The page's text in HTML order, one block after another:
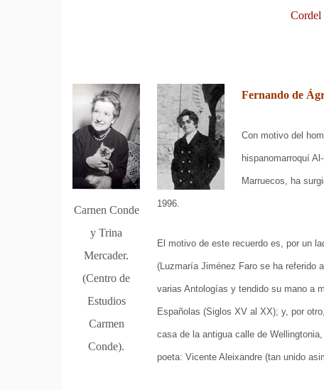
Cordel
Carnen Conde
y Trina
Mercader.
(Centro de
Estudios
Carmen
Conde).
Fernando de
Con motivo del
hispanomarroquí
Marruecos, ha
1996.
El motivo de este recuerdo es, por un
(Luzmaría Jiménez Faro se ha referido
varias Antologías y tendido su mano a
Españolas (Siglos XV al XX); y, por
casa de la antigua calle de
poeta: Vicente Aleixandre (tan unido